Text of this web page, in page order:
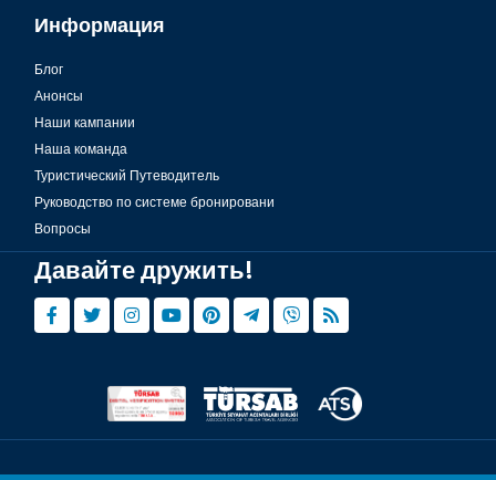
Информация
Блог
Анонсы
Наши кампании
Наша команда
Туристический Путеводитель
Руководство по системе бронировани
Вопросы
Давайте дружить!